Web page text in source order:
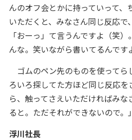
んのオフ会とかに持っていって、
いただくと、みなさん同じ反応で
「おーっ」て言うんですよ（笑
んな。笑いながら書いてるんです
ゴムのペン先のものを使ってら
ろいろ探してた方ほど同じ反応を
ら、触ってさえいただければみ
ると。ただそれができないので。 」
浮川社長